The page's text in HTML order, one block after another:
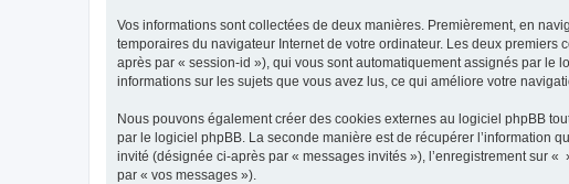
Vos informations sont collectées de deux manières. Premièrement, en
temporaires du navigateur Internet de votre ordinateur. Les deux
après par « session-id »), qui vous sont automatiquement assignés par
informations sur les sujets que vous avez lus, ce qui améliore votre
Nous pouvons également créer des cookies externes au logiciel phpBB
par le logiciel phpBB. La seconde manière est de récupérer l’information
invité (désignée ci-après par « messages invités »), l’enregistrement sur
par « vos messages »).